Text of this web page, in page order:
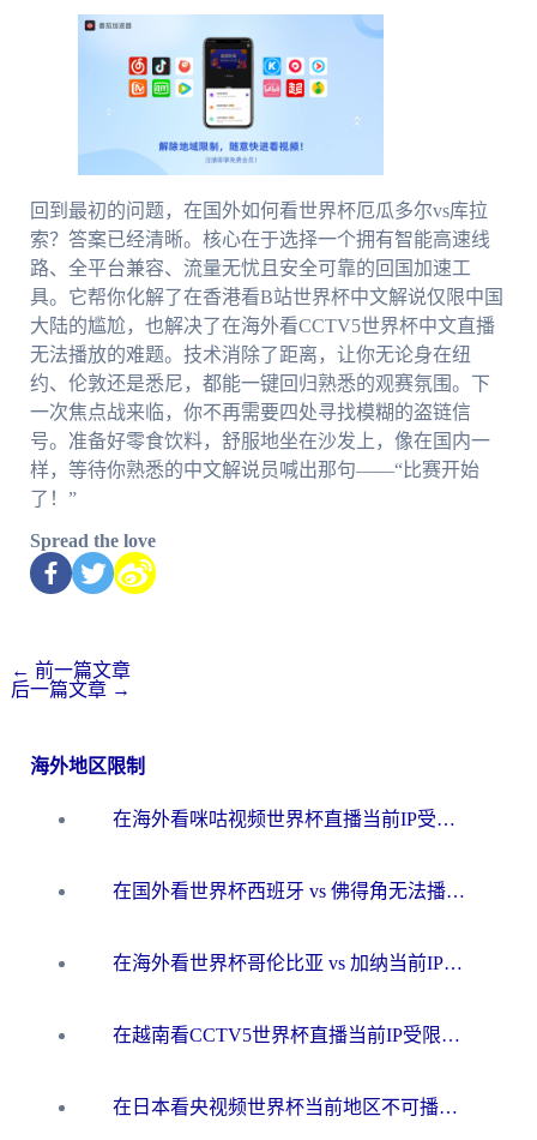
回到最初的问题，在国外如何看世界杯厄瓜多尔vs库拉
索？答案已经清晰。核心在于选择一个拥有智能高速线
路、全平台兼容、流量无忧且安全可靠的回国加速工
具。它帮你化解了在香港看B站世界杯中文解说仅限中国
大陆的尴尬，也解决了在海外看CCTV5世界杯中文直播
无法播放的难题。技术消除了距离，让你无论身在纽
约、伦敦还是悉尼，都能一键回归熟悉的观赛氛围。下
一次焦点战来临，你不再需要四处寻找模糊的盗链信
号。准备好零食饮料，舒服地坐在沙发上，像在国内一
样，等待你熟悉的中文解说员喊出那句——“比赛开始
了！”
Spread the love
← 前一篇文章
后一篇文章 →
海外地区限制
在海外看咪咕视频世界杯直播当前IP受限制？这篇指南帮你搞定所有体育赛事观看难题
在国外看世界杯西班牙 vs 佛得角无法播放？这篇指南帮你解锁所有中文体育直播
在海外看世界杯哥伦比亚 vs 加纳当前IP受限制？这篇指南帮你流畅看中文解说赛事
在越南看CCTV5世界杯直播当前IP受限制？海外党体育观赛终极指南来了
在日本看央视频世界杯当前地区不可播放？海外党体育观赛终极指南